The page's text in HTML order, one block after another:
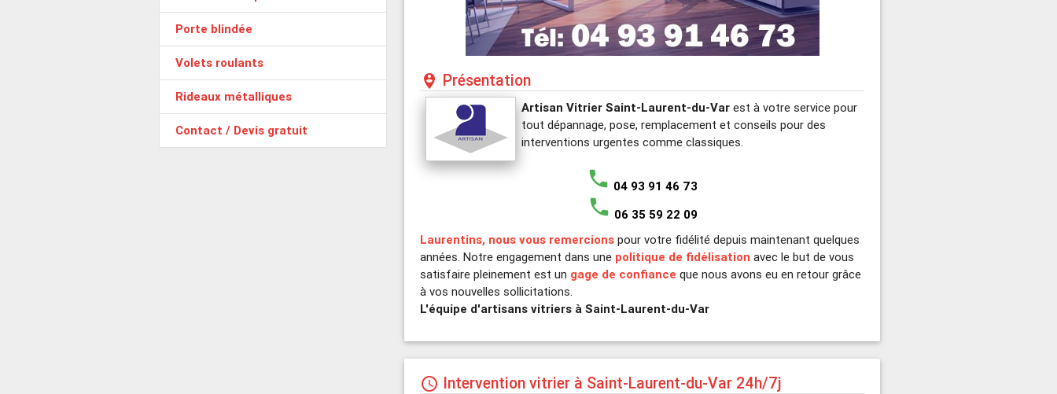
Porte blindée
Volets roulants
Rideaux métalliques
Contact / Devis gratuit
person_pin_circle Présentation
Artisan Vitrier Saint-Laurent-du-Var est à votre service pour
tout dépannage, pose, remplacement et conseils pour des
interventions urgentes comme classiques.
phone 04 93 91 46 73
phone 06 35 59 22 09
Laurentins, nous vous remercions pour votre fidélité depuis maintenant quelques
années. Notre engagement dans une politique de fidélisation avec le but de vous
satisfaire pleinement est un gage de confiance que nous avons eu en retour grâce
à vos nouvelles sollicitations.
L'équipe d'artisans vitriers à Saint-Laurent-du-Var
schedule Intervention vitrier à Saint-Laurent-du-Var 24h/7j